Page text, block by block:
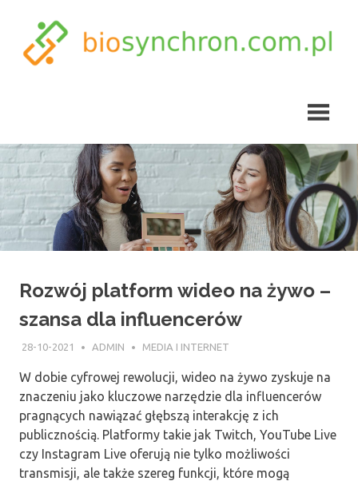
content
Rozwój platform wideo na żywo –
szansa dla influencerów
28-10-2021 ADMIN MEDIA I INTERNET
W dobie cyfrowej rewolucji, wideo na żywo zyskuje na
znaczeniu jako kluczowe narzędzie dla influencerów
pragnących nawiązać głębszą interakcję z ich
publicznością. Platformy takie jak Twitch, YouTube Live
czy Instagram Live oferują nie tylko możliwości
transmisji, ale także szereg funkcji, które mogą